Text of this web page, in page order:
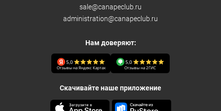
sale@canapeclub.ru
administration@canapeclub.ru
Нам доверяют:
5,0
Отзывы на Яндекс Картах
5,0
Отзывы на 2ГИС
Скачивайте наше приложение